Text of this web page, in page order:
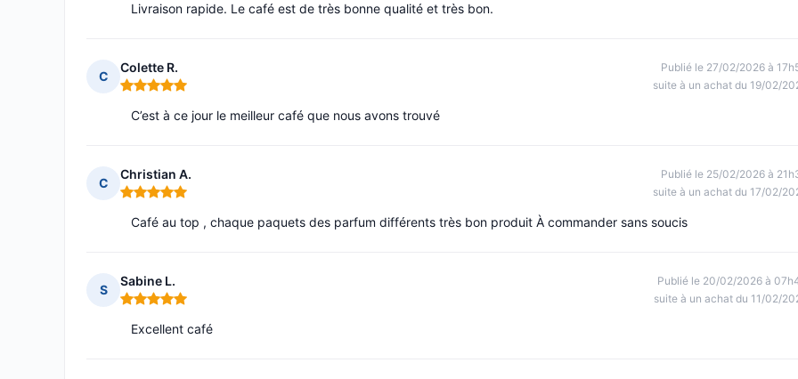
Livraison rapide. Le café est de très bonne qualité et très bon.
C
Colette R.
Note : 5 sur 5
Publié le 27/02/2026 à
suite à un achat du 19/02/
C’est à ce jour le meilleur café que nous avons trouvé
C
Christian A.
Note : 5 sur 5
Publié le 25/02/2026 à
suite à un achat du 17/02/
Café au top , chaque paquets des parfum différents très bon produit À commander sans soucis
S
Sabine L.
Note : 5 sur 5
Publié le 20/02/2026 à
suite à un achat du 11/02/
Excellent café